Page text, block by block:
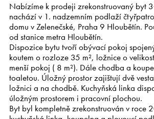
Nabízíme k prodeji zrekonstruovaný byt
nachází v 1. nadzemním podlaží
domu v Zelenečské, Praha 9 Hloubětín.
od stanice metra Hloubětín.
Dispozice bytu tvoří obývací pokoj
koutem o rozloze 35 m², ložnice o
menší pokoj ( 8 m²). Dále chodba a
toaletou. Úložný prostor zajištují dvě
ložnici a na chodbě. Kuchyňská linka
úložným prostorem i pracovní plochou.
Byt byl kompletně zrekonstruován v roce